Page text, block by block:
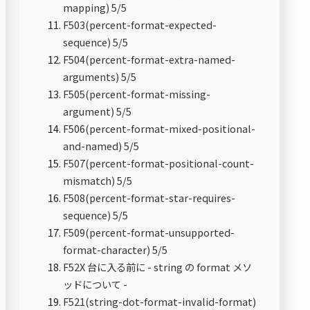
mapping) 5/5
F503(percent-format-expected-
sequence) 5/5
F504(percent-format-extra-named-
arguments) 5/5
F505(percent-format-missing-
argument) 5/5
F506(percent-format-mixed-positional-
and-named) 5/5
F507(percent-format-positional-count-
mismatch) 5/5
F508(percent-format-star-requires-
sequence) 5/5
F509(percent-format-unsupported-
format-character) 5/5
F52X 台に入る前に - string の format メソ
ッドについて -
F521(string-dot-format-invalid-format)